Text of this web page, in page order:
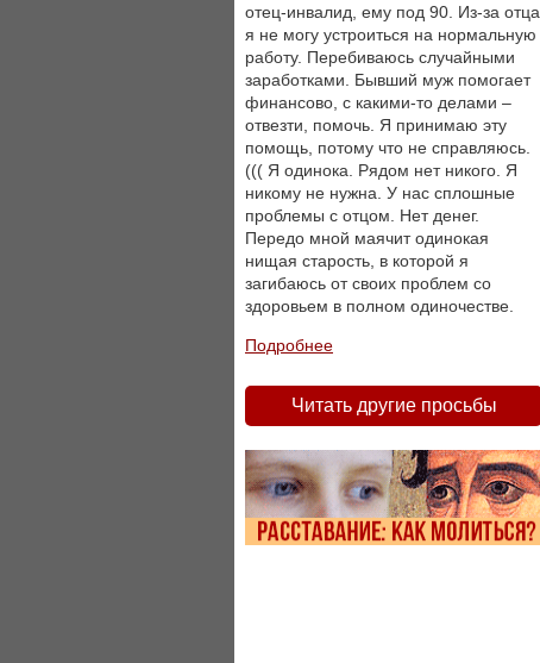
отец-инвалид, ему под 90. Из-за отца
я не могу устроиться на нормальную
работу. Перебиваюсь случайными
заработками. Бывший муж помогает
финансово, с какими-то делами –
отвезти, помочь. Я принимаю эту
помощь, потому что не справляюсь.
((( Я одинока. Рядом нет никого. Я
никому не нужна. У нас сплошные
проблемы с отцом. Нет денег.
Передо мной маячит одинокая
нищая старость, в которой я
загибаюсь от своих проблем со
здоровьем в полном одиночестве.
Подробнее
Читать другие просьбы